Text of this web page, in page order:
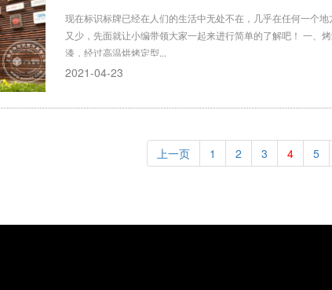
现在标识标牌已经在人们的生活中无处不在，几乎在任何一个
又少，先面就让小编带领大家一起来进行简单的了解吧！ 一、
漆，经过高温烘烤定型...
2021-04-23
上一页 1 2 3 4 5